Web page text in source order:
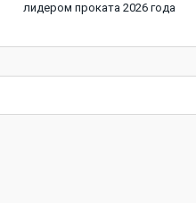
лидером проката 2026 года